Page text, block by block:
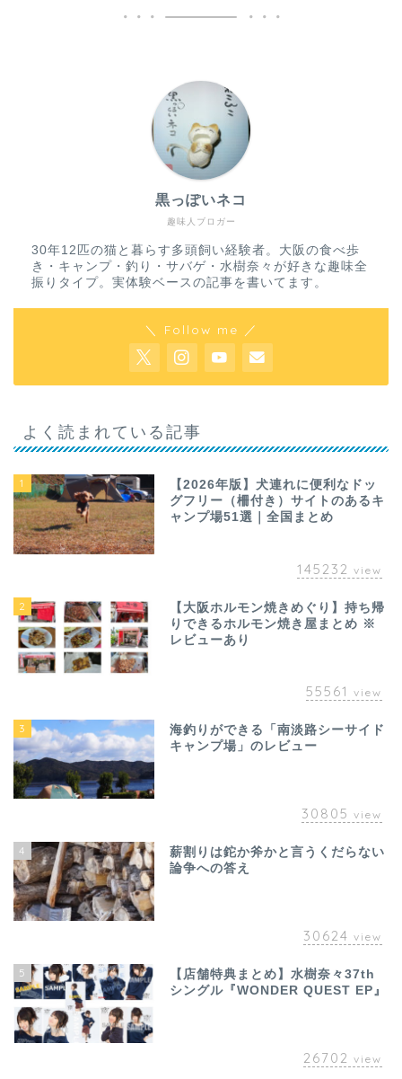
趣味人ブロガー
黒っぽいネコ
30年12匹の猫と暮らす多頭飼い経験者。大阪の食べ歩
き・キャンプ・釣り・サバゲ・水樹奈々が好きな趣味全
振りタイプ。実体験ベースの記事を書いてます。
＼ Follow me ／
よく読まれている記事
1
【2026年版】犬連れに便利なドッ
グフリー（柵付き）サイトのあるキ
ャンプ場51選｜全国まとめ
145232 view
2
【大阪ホルモン焼きめぐり】持ち帰
りできるホルモン焼き屋まとめ ※
レビューあり
55561 view
3
海釣りができる「南淡路シーサイド
キャンプ場」のレビュー
30805 view
4
薪割りは鉈か斧かと言うくだらない
論争への答え
30624 view
5
【店舗特典まとめ】水樹奈々37th
シングル『WONDER QUEST EP』
26702 view